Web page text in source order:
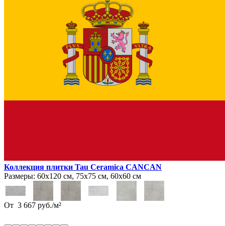
Коллекция плитки Tau Ceramica CANCAN
Размеры: 60х120 см, 75х75 см, 60х60 см
От 3 667 руб./м²